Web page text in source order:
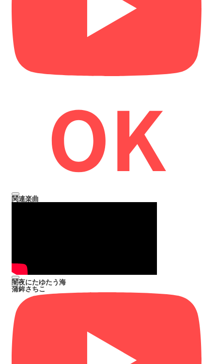
関連楽曲
闇夜にたゆたう海
蒲鉾さちこ